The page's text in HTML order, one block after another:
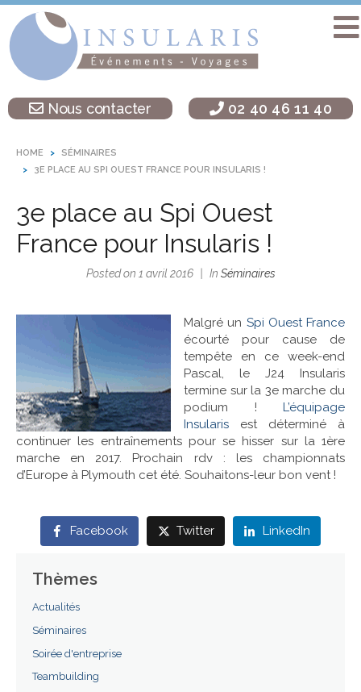
Accueil
Séminaire
sur une île
Teambuilding
Soirées
d’entreprise
Autres
destinations
Insularis
Actualités
Références
Contact
Nous contacter 02 40 46 11 40
HOME
SÉMINAIRES
3E PLACE AU SPI OUEST FRANCE POUR INSULARIS !
3e place au Spi Ouest
France pour Insularis !
Posted on 1 avril 2016 In Séminaires
Malgré un Spi Ouest France
écourté pour cause de
tempête en ce week-end
Pascal, le J24 Insularis
termine sur la 3e marche du
podium ! L’équipage
Insularis est déterminé à
continuer les entraînements pour se hisser sur la 1ère
marche en 2017. Prochain rdv : les championnats
d’Europe à Plymouth cet été. Souhaitons-leur bon vent !
Facebook Twitter LinkedIn
Thèmes
Actualités
Séminaires
Soirée d'entreprise
Teambuilding